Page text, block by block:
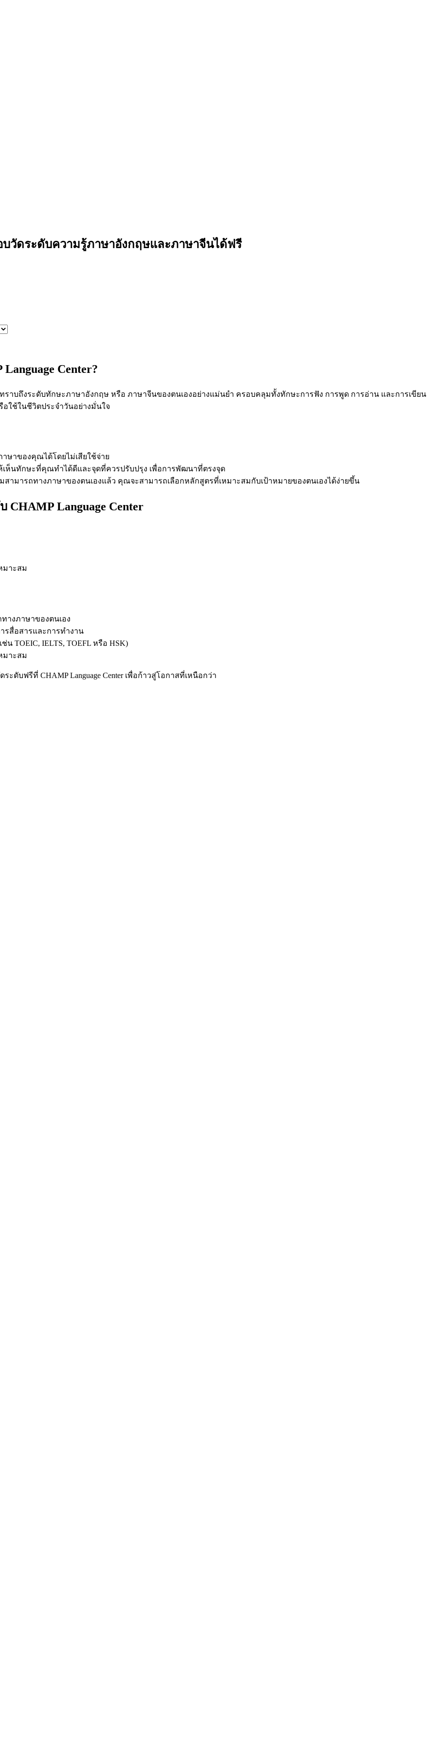
บวัดระดับความรู้ภาษาอังกฤษและภาษาจีนได้ฟรี
Center?
ทราบถึงระดับทักษะภาษาอังกฤษ หรือ ภาษาจีนของตนเองอย่างแม่นยำ ครอบคลุมทั้งทักษะการฟัง การพูด การอ่าน และการเขียน
ใช้ในชีวิตประจำวันอย่างมั่นใจ
ษาของคุณได้โดยไม่เสียใช้จ่าย
เห็นทักษะที่คุณทำได้ดีและจุดที่ควรปรับปรุง เพื่อการพัฒนาที่ตรงจุด
สามารถทางภาษาของตนเองแล้ว คุณจะสามารถเลือกหลักสูตรที่เหมาะสมกับเป้าหมายของตนเองได้ง่ายขึ้น
Language Center
มาะสม
างภาษาของตนเอง
รสื่อสารและการทำงาน
TOEIC, IELTS, TOEFL หรือ HSK)
มาะสม
บฟรีที่ CHAMP Language Center เพื่อก้าวสู่โอกาสที่เหนือกว่า